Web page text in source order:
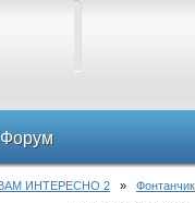
Форум
ВАМ ИНТЕРЕСНО 2 » Фонтанчик